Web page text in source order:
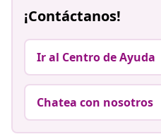
¡Contáctanos!
Ir al Centro de Ayuda
Chatea con nosotros